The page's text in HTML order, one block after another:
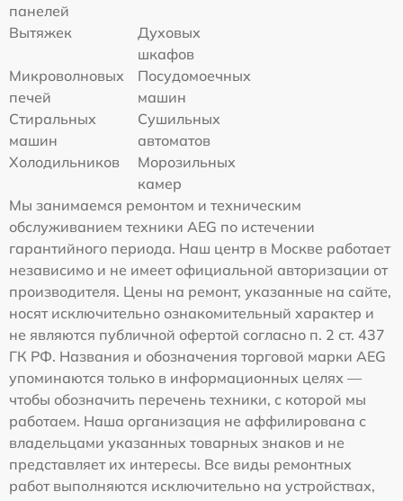
панелей
Вытяжек
Духовых
шкафов
Микроволновых
печей
Посудомоечных
машин
Стиральных
машин
Сушильных
автоматов
Холодильников
Морозильных
камер
Мы занимаемся ремонтом и техническим
обслуживанием техники AEG по истечении
гарантийного периода. Наш центр в Москве работает
независимо и не имеет официальной авторизации от
производителя. Цены на ремонт, указанные на сайте,
носят исключительно ознакомительный характер и
не являются публичной офертой согласно п. 2 ст. 437
ГК РФ. Названия и обозначения торговой марки AEG
упоминаются только в информационных целях —
чтобы обозначить перечень техники, с которой мы
работаем. Наша организация не аффилирована с
владельцами указанных товарных знаков и не
представляет их интересы. Все виды ремонтных
работ выполняются исключительно на устройствах,